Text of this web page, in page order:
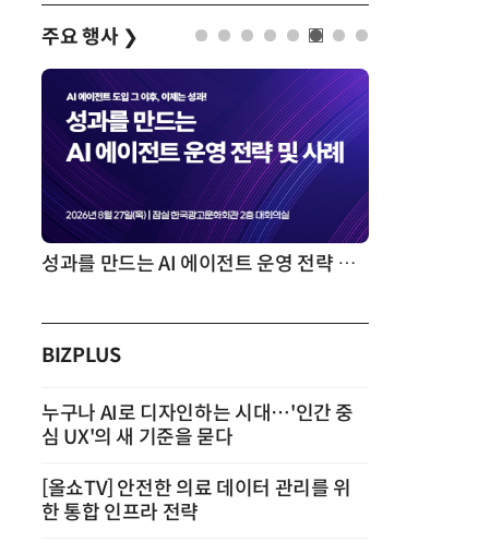
주요 행사 ❯
성과를 만드는 AI 에이전트 운영 전략 및 사례
BIZPLUS
누구나 AI로 디자인하는 시대…'인간 중
심 UX'의 새 기준을 묻다
[올쇼TV] 안전한 의료 데이터 관리를 위
한 통합 인프라 전략